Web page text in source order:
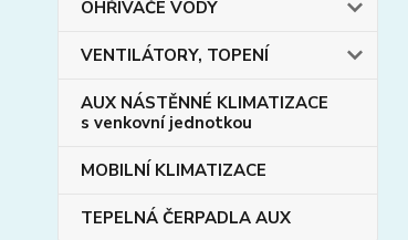
OHŘIVAČE VODY
VENTILÁTORY, TOPENÍ
AUX NÁSTĚNNÉ KLIMATIZACE
s venkovní jednotkou
MOBILNÍ KLIMATIZACE
TEPELNÁ ČERPADLA AUX